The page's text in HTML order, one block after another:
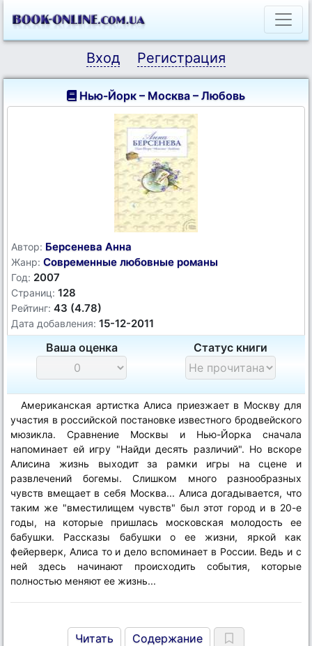
Вход Регистрация
Нью-Йорк – Москва – Любовь
Автор: Берсенева Анна
Жанр: Современные любовные романы
Год: 2007
Страниц: 128
Рейтинг: 43 (4.78)
Дата добавления: 15-12-2011
Ваша оценка Статус книги
Американская артистка Алиса приезжает в Москву для
участия в российской постановке известного бродвейского
мюзикла. Сравнение Москвы и Нью-Йорка сначала
напоминает ей игру "Найди десять различий". Но вскоре
Алисина жизнь выходит за рамки игры на сцене и
развлечений богемы. Слишком много разнообразных
чувств вмещает в себя Москва... Алиса догадывается, что
таким же "вместилищем чувств" был этот город и в 20-е
годы, на которые пришлась московская молодость ее
бабушки. Рассказы бабушки о ее жизни, яркой как
фейерверк, Алиса то и дело вспоминает в России. Ведь и с
ней здесь начинают происходить события, которые
полностью меняют ее жизнь...
Читать Содержание